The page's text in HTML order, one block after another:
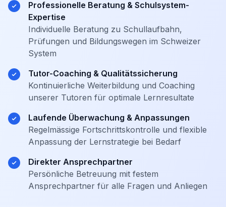
Professionelle Beratung & Schulsystem-
Expertise
Individuelle Beratung zu Schullaufbahn,
Prüfungen und Bildungswegen im Schweizer
System
Tutor-Coaching & Qualitätssicherung
Kontinuierliche Weiterbildung und Coaching
unserer Tutoren für optimale Lernresultate
Laufende Überwachung & Anpassungen
Regelmässige Fortschrittskontrolle und flexible
Anpassung der Lernstrategie bei Bedarf
Direkter Ansprechpartner
Persönliche Betreuung mit festem
Ansprechpartner für alle Fragen und Anliegen